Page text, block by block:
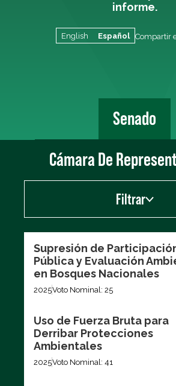
informe.
English Español Compartir
Senado
Cámara De
Filtrar
Votos de la Tarjeta de
Votaciones recientes
Supresión de
Pública y Evaluación
en Bosques Nacionales
2025Voto Nominal: 25
Uso de Fuerza Bruta para
Derribar Protecciones
Ambientales
2025Voto Nominal: 41